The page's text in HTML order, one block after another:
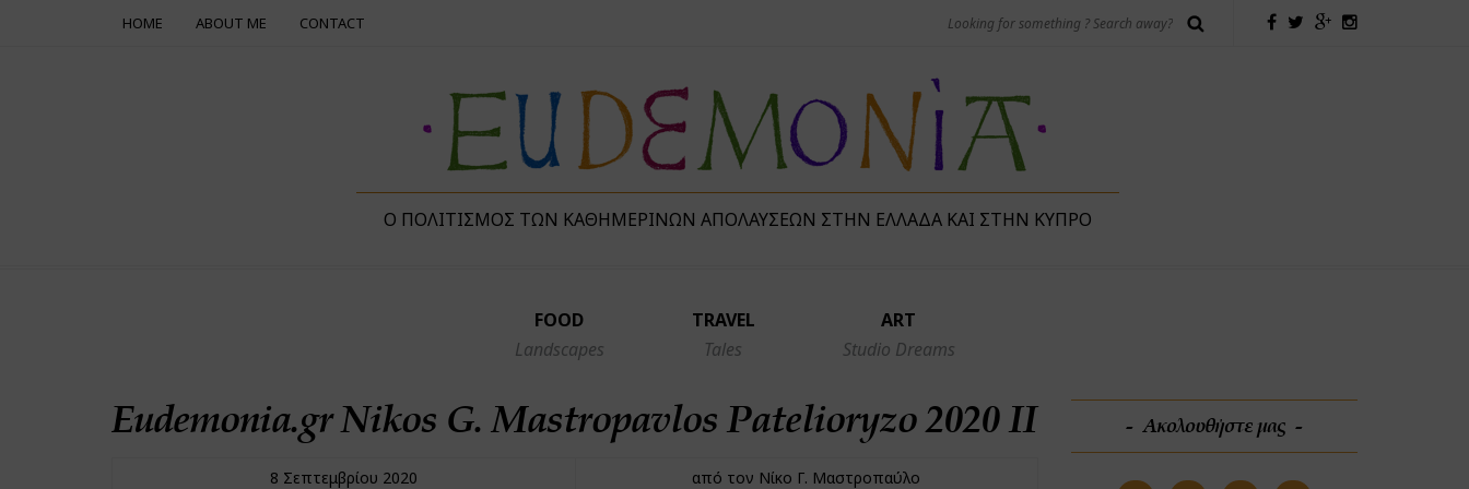
HOME ABOUT ME CONTACT
Ο ΠΟΛΙΤΙΣΜΌΣ ΤΩΝ ΚΑΘΗΜΕΡΙΝΏΝ ΑΠΟΛΑΎΣΕΩΝ ΣΤΗΝ ΕΛΛΆΔΑ ΚΑΙ ΣΤΗΝ ΚΎΠΡΟ
FOOD
Landscapes
TRAVEL
Tales
ART
Studio Dreams
Eudemonia.gr Nikos G. Mastropavlos Patelioryzo 2020 II
8 Σεπτεμβρίου 2020 από τον Νίκο Γ. Μαστροπαύλο
Ακολουθήστε μας